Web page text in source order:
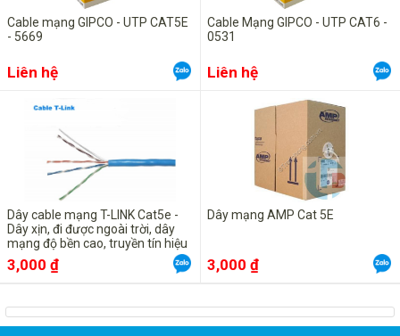
Cable mạng GIPCO - UTP CAT5E
- 5669
Liên hệ
Cable Mạng GIPCO - UTP CAT6 -
0531
Liên hệ
Dây cable mạng T-LINK Cat5e -
Dây xịn, đi được ngoài trời, dây
mạng độ bền cao, truyền tín hiệu
tốt
3,000 ₫
Dây mạng AMP Cat 5E
3,000 ₫